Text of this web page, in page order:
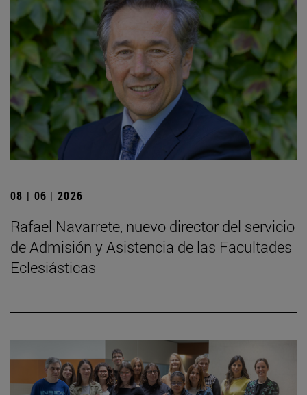
08 | 06 | 2026
Rafael Navarrete, nuevo director del servicio
de Admisión y Asistencia de las Facultades
Eclesiásticas